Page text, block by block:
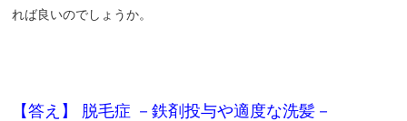
れば良いのでしょうか。
【答え】 脱毛症 －鉄剤投与や適度な洗髪－